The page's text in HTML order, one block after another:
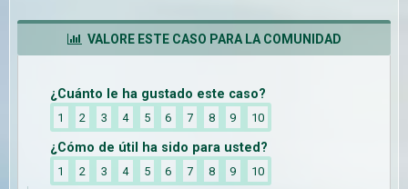
VALORE ESTE CASO PARA LA COMUNIDAD
¿Cuánto le ha gustado este caso?
1 2 3 4 5 6 7 8 9 10
¿Cómo de útil ha sido para usted?
1 2 3 4 5 6 7 8 9 10